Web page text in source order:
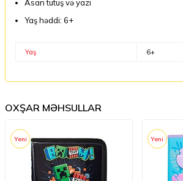
Asan tutuş və yazı
Yaş həddi: 6+
Yaş 6+
OXŞAR MƏHSULLAR
Yeni Yeni